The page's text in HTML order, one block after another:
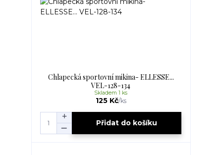
Chlapecká sportovní mikina- ELLESSE...
VEL-128-134
125 Kč/ks
Skladem 1 ks
Přidat do košíku